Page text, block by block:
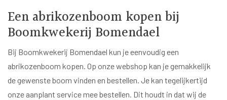
Een abrikozenboom kopen bij
Boomkwekerij Bomendael
Bij Boomkwekerij Bomendael kun je eenvoudig een
abrikozenboom kopen. Op onze webshop kan je gemakkelijk
de gewenste boom vinden en bestellen. Je kan tegelijkertijd
onze aanplant service mee bestellen. Dit houdt in dat wij de